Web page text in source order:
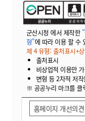
군산시청 에서 제작한
형"에 따라 이용 할 수
제 4 유형: 출처표시+
출처표시
비상업적 이용만
변형 등 2차적 저
※ 공공누리 마크를 클
홈페이지 개선의견